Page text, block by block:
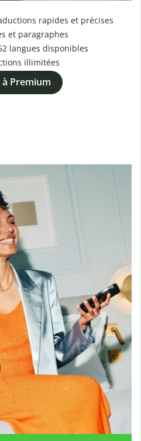
rapides et précises
et paragraphes
langues disponibles
illimitées
à Premium